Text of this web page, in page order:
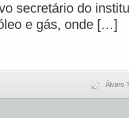
secretário do
e gás, onde […]
Álvaro